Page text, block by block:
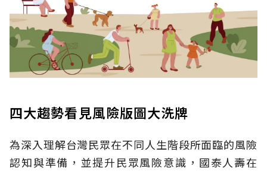
四大趨勢看見風險版圖大洗牌
為深入理解台灣民眾在不同人生階段所面臨的風險
認知與準備，並提升民眾風險意識，國泰人壽在